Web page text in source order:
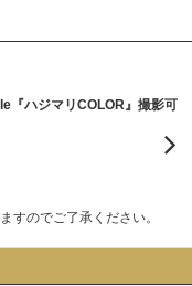
『ハジマリCOLOR』撮影可
すのでご了承ください。